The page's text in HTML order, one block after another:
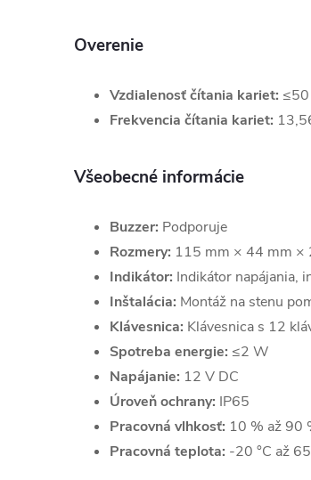
Overenie
Vzdialenosť čítania kariet:
Frekvencia čítania kariet:
Všeobecné informácie
Buzzer: Podporuje
Rozmery: 115 mm × 44 mm
Indikátor: Indikátor napájania,
Inštalácia: Montáž na stenu
Klávesnica: Klávesnica s 12
Spotreba energie: ≤2 W
Napájanie: 12 V DC
Úroveň ochrany: IP65
Pracovná vlhkosť: 10 % až 90
Pracovná teplota: -20 °C až